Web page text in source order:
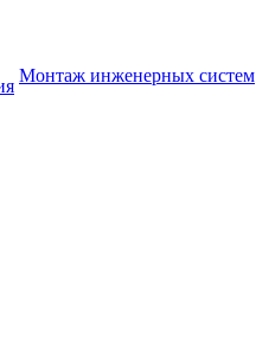
Монтаж инженерных систем